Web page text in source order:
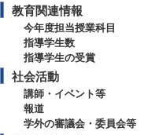
教育関連情報
今年度担当授業科目
指導学生数
指導学生の受賞
社会活動
講師・イベント等
報道
学外の審議会・委員会等